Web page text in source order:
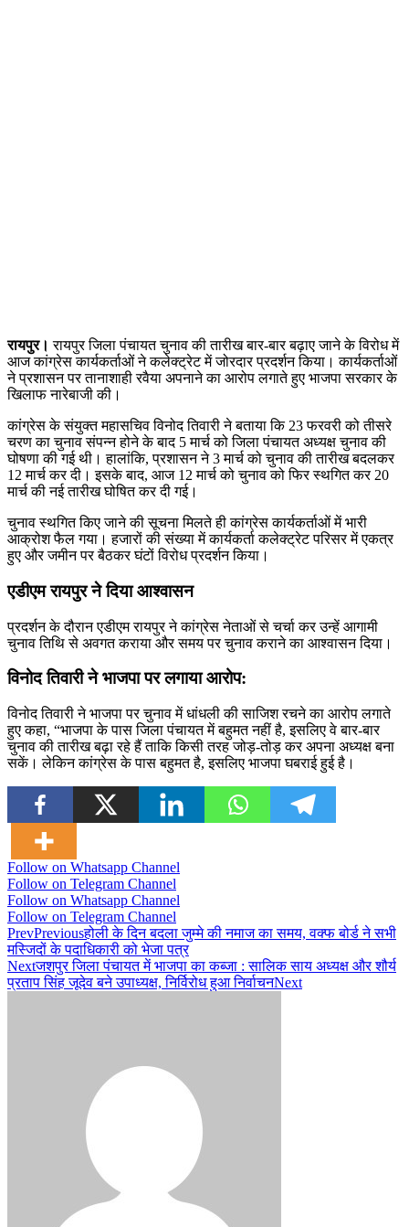
रायपुर।रायपुर जिला पंचायत चुनाव की तारीख बार-बार बढ़ाए जाने के विरोध में
आज कांग्रेस कार्यकर्ताओं ने कलेक्ट्रेट में जोरदार प्रदर्शन किया। कार्यकर्ताओं
ने प्रशासन पर तानाशाही रवैया अपनाने का आरोप लगाते हुए भाजपा सरकार के
खिलाफ नारेबाजी की।
कांग्रेस के संयुक्त महासचिव विनोद तिवारी ने बताया कि 23 फरवरी को तीसरे
चरण का चुनाव संपन्न होने के बाद 5 मार्च को जिला पंचायत अध्यक्ष चुनाव की
घोषणा की गई थी। हालांकि, प्रशासन ने 3 मार्च को चुनाव की तारीख बदलकर
12 मार्च कर दी। इसके बाद, आज 12 मार्च को चुनाव को फिर स्थगित कर 20
मार्च की नई तारीख घोषित कर दी गई।
चुनाव स्थगित किए जाने की सूचना मिलते ही कांग्रेस कार्यकर्ताओं में भारी
आक्रोश फैल गया। हजारों की संख्या में कार्यकर्ता कलेक्ट्रेट परिसर में एकत्र
हुए और जमीन पर बैठकर घंटों विरोध प्रदर्शन किया।
एडीएम रायपुर ने दिया आश्वासन
प्रदर्शन के दौरान एडीएम रायपुर ने कांग्रेस नेताओं से चर्चा कर उन्हें आगामी
चुनाव तिथि से अवगत कराया और समय पर चुनाव कराने का आश्वासन दिया।
विनोद तिवारी ने भाजपा पर लगाया आरोप:
विनोद तिवारी ने भाजपा पर चुनाव में धांधली की साजिश रचने का आरोप लगाते
हुए कहा, “भाजपा के पास जिला पंचायत में बहुमत नहीं है, इसलिए वे बार-बार
चुनाव की तारीख बढ़ा रहे हैं ताकि किसी तरह जोड़-तोड़ कर अपना अध्यक्ष बना
सकें। लेकिन कांग्रेस के पास बहुमत है, इसलिए भाजपा घबराई हुई है।
Follow on Whatsapp Channel
Follow on Telegram Channel
Follow on Whatsapp Channel
Follow on Telegram Channel
PrevPreviousहोली के दिन बदला जुम्मे की नमाज का समय, वक्फ बोर्ड ने सभी
मस्जिदों के पदाधिकारी को भेजा पत्र
Nextजशपुर जिला पंचायत में भाजपा का कब्जा : सालिक साय अध्यक्ष और शौर्य
प्रताप सिंह जूदेव बने उपाध्यक्ष, निर्विरोध हुआ निर्वाचनNext